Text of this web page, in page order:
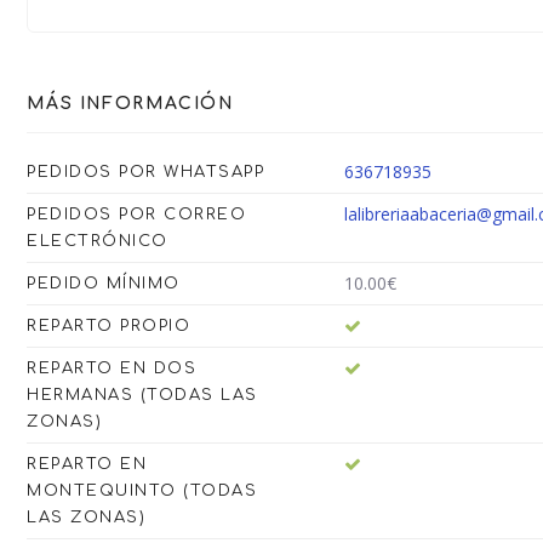
MÁS INFORMACIÓN
PEDIDOS POR WHATSAPP 636718935
PEDIDOS POR CORREO
ELECTRÓNICO
PEDIDO MÍNIMO 10.00€
REPARTO PROPIO
REPARTO EN DOS
HERMANAS (TODAS LAS
ZONAS)
REPARTO EN
MONTEQUINTO (TODAS
LAS ZONAS)